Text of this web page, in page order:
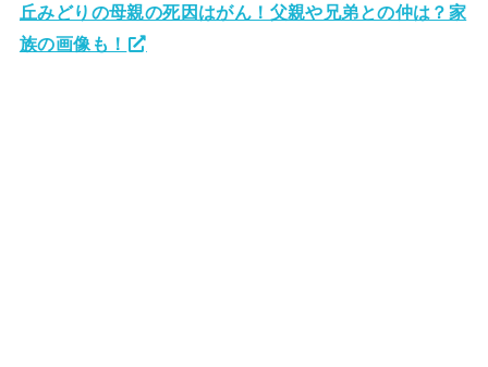
丘みどりの母親の死因はがん！父親や兄弟との仲は？家
族の画像も！